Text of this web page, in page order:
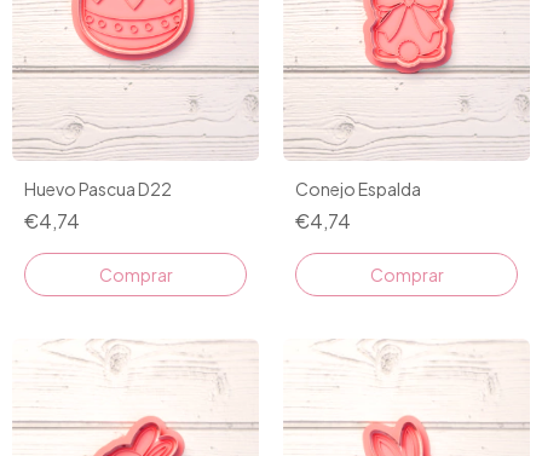
Huevo Pascua D22
€4,74
Comprar
Conejo Espalda
€4,74
Comprar